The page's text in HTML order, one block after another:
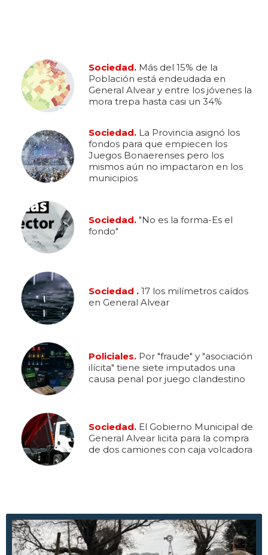
Sociedad. Más del 15% de la
Población está endeudada en
General Alvear y entre los jóvenes la
mora trepa hasta casi un 34%
Sociedad. La Provincia asignó los
fondos para que empiecen los
Juegos Bonaerenses pero los
mismos aún no impactaron en los
municipios
Sociedad. "No es la forma-Es el
fondo"
Sociedad . 17 los milímetros caídos
en General Alvear
Policiales. Por "fraude" y "asociación
ilícita" tiene siete imputados una
causa penal por juego clandestino
Sociedad. El Gobierno Municipal de
General Alvear licita para la compra
de dos camiones con caja volcadora